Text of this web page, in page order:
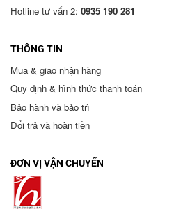
Hotline tư vấn 2: 0935 190 281
THÔNG TIN
Mua & giao nhận hàng
Quy định & hình thức thanh toán
Bảo hành và bảo trì
Đổi trả và hoàn tiền
ĐƠN VỊ VẬN CHUYỂN